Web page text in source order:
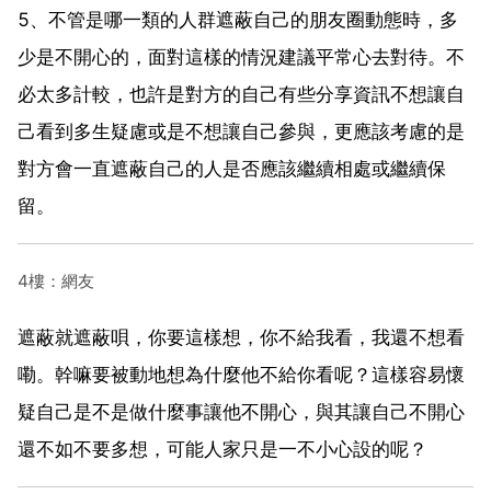
5、不管是哪一類的人群遮蔽自己的朋友圈動態時，多
少是不開心的，面對這樣的情況建議平常心去對待。不
必太多計較，也許是對方的自己有些分享資訊不想讓自
己看到多生疑慮或是不想讓自己參與，更應該考慮的是
對方會一直遮蔽自己的人是否應該繼續相處或繼續保
留。
4樓：網友
遮蔽就遮蔽唄，你要這樣想，你不給我看，我還不想看
嘞。幹嘛要被動地想為什麼他不給你看呢？這樣容易懷
疑自己是不是做什麼事讓他不開心，與其讓自己不開心
還不如不要多想，可能人家只是一不小心設的呢？